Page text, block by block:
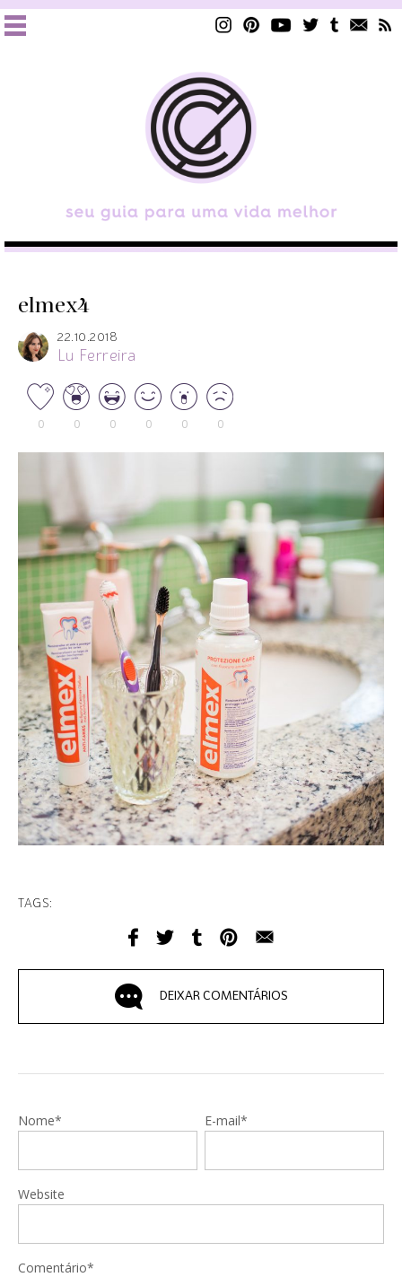
elmex4
22.10.2018
Lu Ferreira
0 0 0 0 0 0
TAGS:
DEIXAR COMENTÁRIOS
Nome* E-mail*
Website
Comentário*